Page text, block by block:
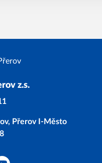
z.s.
Přerov I-Město